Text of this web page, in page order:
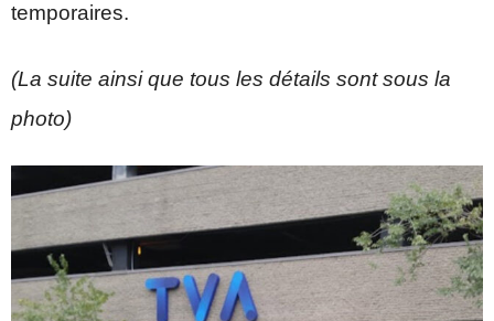
temporaires.
(La suite ainsi que tous les détails sont sous la
photo)